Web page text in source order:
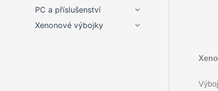
PC a příslušenství
Xenonové výbojky